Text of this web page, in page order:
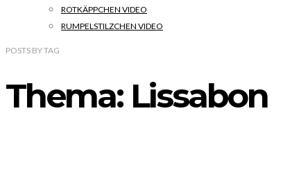
ROTKÄPPCHEN VIDEO
RUMPELSTILZCHEN VIDEO
POSTS BYTAG
Thema: Lissabon